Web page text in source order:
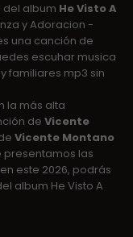
del album He Visto A
y Adoracion -
una canción de
escuhar musica
familiares mp3 sin
la más alta
de Vicente
Vicente Montano
presentamos las
este 2026, podrás
album He Visto A